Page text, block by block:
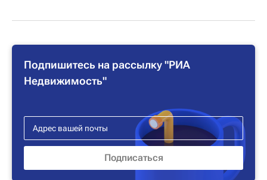
Подпишитесь на рассылку "РИА
Недвижимость"